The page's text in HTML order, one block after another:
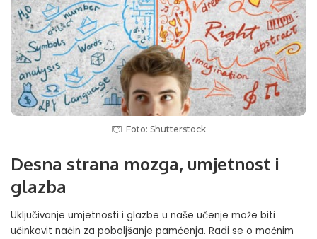
Foto: Shutterstock
Desna strana mozga, umjetnost i
glazba
Uključivanje umjetnosti i glazbe u naše učenje može biti
učinkovit način za poboljšanje pamćenja. Radi se o moćnim